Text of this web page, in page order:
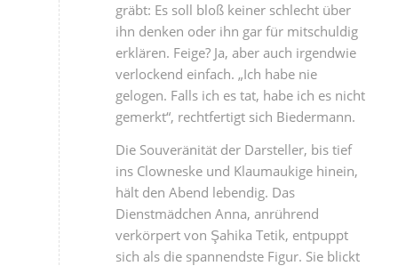
gräbt: Es soll bloß keiner schlecht über
ihn denken oder ihn gar für mitschuldig
erklären. Feige? Ja, aber auch irgendwie
verlockend einfach. „Ich habe nie
gelogen. Falls ich es tat, habe ich es nicht
gemerkt“, rechtfertigt sich Biedermann.
Die Souveränität der Darsteller, bis tief
ins Clowneske und Klaumaukige hinein,
hält den Abend lebendig. Das
Dienstmädchen Anna, anrührend
verkörpert von Şahika Tetik, entpuppt
sich als die spannendste Figur. Sie blickt